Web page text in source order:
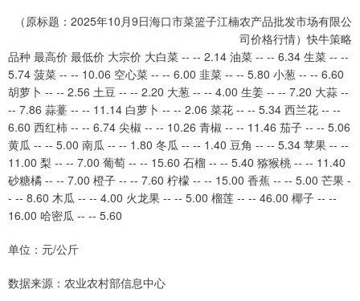
（原标题：2025年10月9日海口市菜篮子江楠农产品批发市场有限公
司价格行情）快牛策略
品种 最高价 最低价 大宗价 大白菜 -- -- 2.14 油菜 -- -- 6.34 生菜 -- --
5.74 菠菜 -- -- 10.06 空心菜 -- -- 6.00 韭菜 -- -- 5.80 小葱 -- -- 6.60
胡萝卜 -- -- 2.56 土豆 -- -- 2.20 大葱 -- -- 4.00 生姜 -- -- 7.20 大蒜 --
-- 7.86 蒜薹 -- -- 11.14 白萝卜 -- -- 2.06 菜花 -- -- 5.34 西兰花 -- --
6.60 西红柿 -- -- 6.74 尖椒 -- -- 10.26 青椒 -- -- 11.46 茄子 -- -- 5.06
黄瓜 -- -- 5.00 南瓜 -- -- 1.80 冬瓜 -- -- 1.40 豆角 -- -- 5.34 苹果 -- --
11.00 梨 -- -- 7.00 葡萄 -- -- 15.60 石榴 -- -- 5.40 猕猴桃 -- -- 11.40
砂糖橘 -- -- 7.00 橙子 -- -- 7.60 柠檬 -- -- 15.00 香蕉 -- -- 5.00 芒果 -
- -- 8.60 木瓜 -- -- 4.00 火龙果 -- -- 5.00 榴莲 -- -- 46.00 椰子 -- --
16.00 哈密瓜 -- -- 5.60
单位：元/公斤
数据来源：农业农村部信息中心